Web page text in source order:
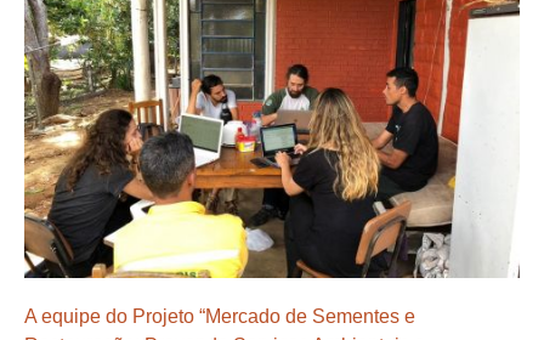
A equipe do Projeto “Mercado de Sementes e